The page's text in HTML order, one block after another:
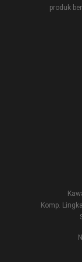
produk
Komp.